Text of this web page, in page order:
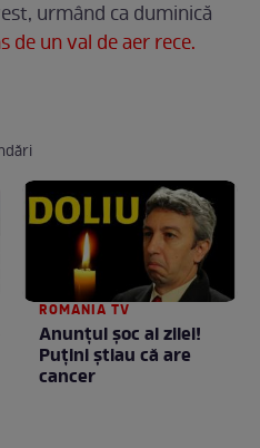
urmând ca duminică
un val de aer rece.
ROMANIA TV
Anunţul şoc al zilei!
Puţini ştiau că are
cancer